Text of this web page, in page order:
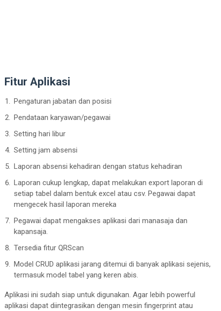
Fitur Aplikasi
Pengaturan jabatan dan posisi
Pendataan karyawan/pegawai
Setting hari libur
Setting jam absensi
Laporan absensi kehadiran dengan status kehadiran
Laporan cukup lengkap, dapat melakukan export laporan di
setiap tabel dalam bentuk excel atau csv. Pegawai dapat
mengecek hasil laporan mereka
Pegawai dapat mengakses aplikasi dari manasaja dan
kapansaja.
Tersedia fitur QRScan
Model CRUD aplikasi jarang ditemui di banyak aplikasi sejenis,
termasuk model tabel yang keren abis.
Aplikasi ini sudah siap untuk digunakan. Agar lebih powerful
aplikasi dapat diintegrasikan dengan mesin fingerprint atau